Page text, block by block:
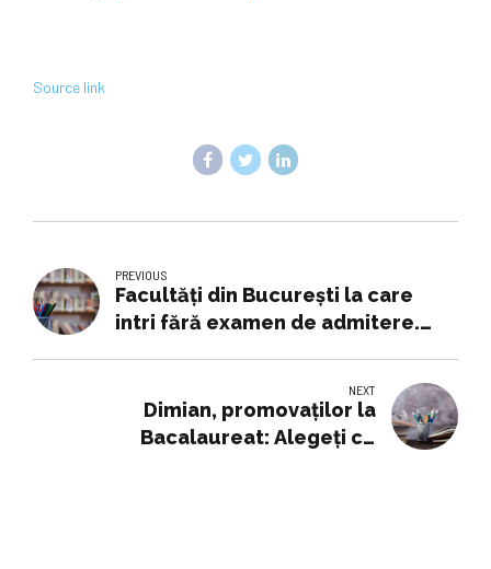
Source link
PREVIOUS
Facultăți din București la care
intri fără examen de admitere.
NEXT
Dimian, promovaților la
Bacalaureat: Alegeți cu